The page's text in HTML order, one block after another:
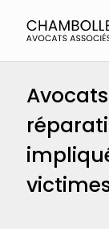
contenu
Avocats